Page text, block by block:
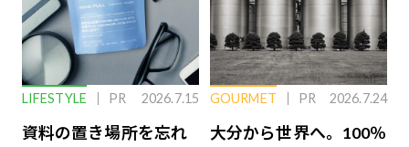
LIFESTYLE PR 2026.7.15
資料の置き場所を忘れ
GOURMET PR 2026.7.24
大分から世界へ。100％